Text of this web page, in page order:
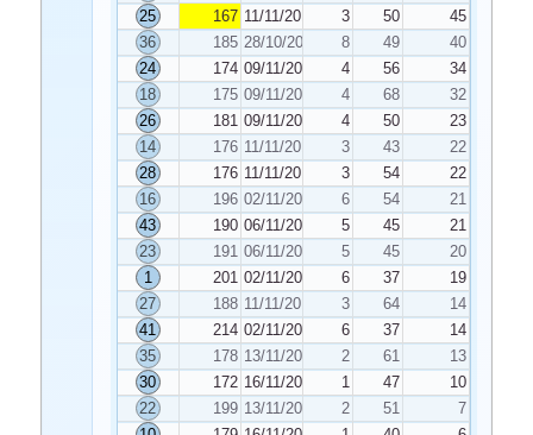
25
167 11/11/2019 3 50
45
36
185 28/10/2019 8 49
40
24
174 09/11/2019 4 56
34
18
175 09/11/2019 4 68
32
26
181 09/11/2019 4 50
23
14
176 11/11/2019 3 43
22
28
176 11/11/2019 3 54
22
16
196 02/11/2019 6 54
21
43
190 06/11/2019 5 45
21
23
191 06/11/2019 5 45
20
1
201 02/11/2019 6 37
19
27
188 11/11/2019 3 64
14
41
214 02/11/2019 6 37
14
35
178 13/11/2019 2 61
13
30
172 16/11/2019 1 47
10
22
199 13/11/2019 2 51
7